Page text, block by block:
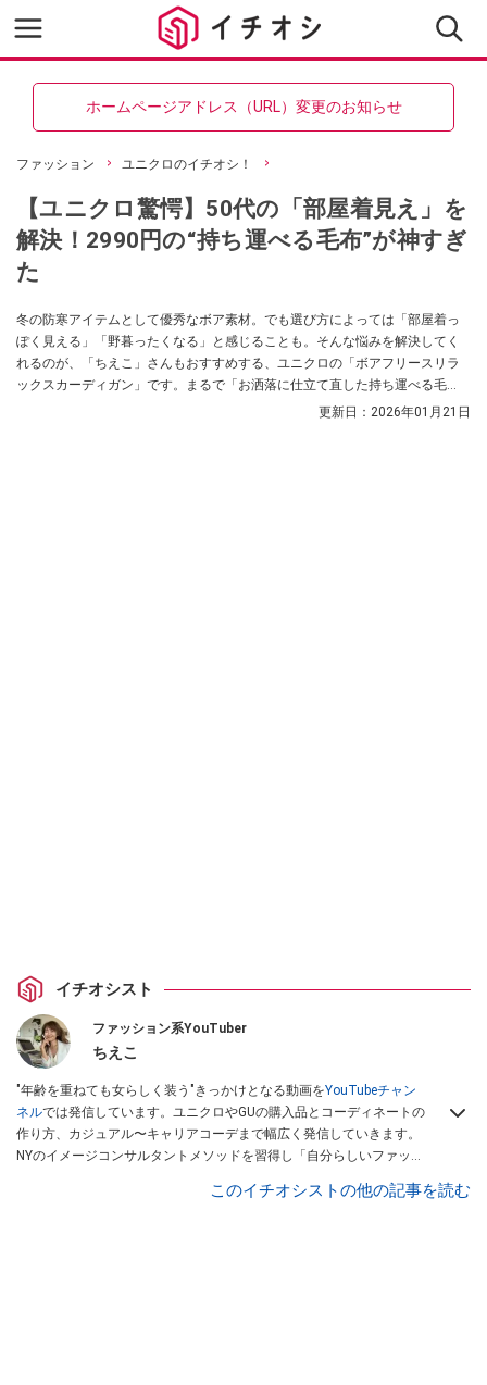
ホームページアドレス（URL）変更のお知らせ
ファッション ユニクロのイチオシ！
【ユニクロ驚愕】50代の「部屋着見え」を
解決！2990円の“持ち運べる毛布”が神すぎ
た
冬の防寒アイテムとして優秀なボア素材。でも選び方によっては「部屋着っ
ぽく見える」「野暮ったくなる」と感じることも。そんな悩みを解決してく
れるのが、「ちえこ」さんもおすすめする、ユニクロの「ボアフリースリラ
ックスカーディガン」です。まるで「お洒落に仕立て直した持ち運べる毛
布」のように包み込む暖かさと、洗練された大人のスタイルを両立。リラッ
更新日： 2026年01月21日
イチオシスト
ファッション系YouTuber
ちえこ
"年齢を重ねても女らしく装う"きっかけとなる動画をYouTubeチャン
ネルでは発信しています。ユニクロやGUの購入品とコーディネートの
作り方、カジュアル〜キャリアコーデまで幅広く発信していきます。
NYのイメージコンサルタントメソッドを習得し「自分らしいファッシ
イスさせていただいております。また、自身のキャリアコーデでもそ
このイチオシストの他の記事を読む